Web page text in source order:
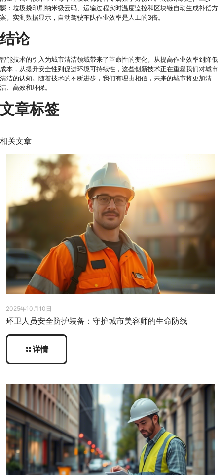
骤：垃圾袋印刷纳米级云码、运输过程实时温度监控和区块链自动生成补偿方
案。实测数据显示，自动驾驶车队作业效率是人工的3倍。
结论
智能技术的引入为城市清洁领域带来了革命性的变化。从提高作业效率到降低
成本，从提升安全性到促进环境可持续性，这些创新技术正在重塑我们对城市
清洁的认知。随着技术的不断进步，我们有理由相信，未来的城市将更加清
洁、高效和环保。
文章标签
相关文章
2025年10月10日
环卫人员安全防护装备：守护城市美容师的生命防线
详情